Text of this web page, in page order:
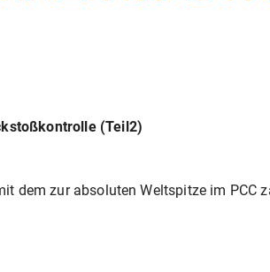
(Teil2)
dem zur absoluten Weltspitze im PCC